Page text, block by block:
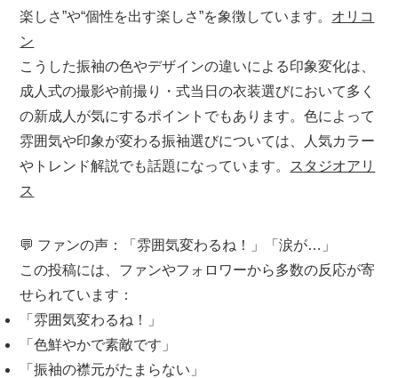
楽しさ”や“個性を出す楽しさ”を象徴しています。 オリコ
ン
こうした振袖の色やデザインの違いによる印象変化は、
成人式の撮影や前撮り・式当日の衣装選びにおいて多く
の新成人が気にするポイントでもあります。色によって
雰囲気や印象が変わる振袖選びについては、人気カラー
やトレンド解説でも話題になっています。 スタジオアリ
ス
💬 ファンの声：「雰囲気変わるね！」「涙が…」
この投稿には、ファンやフォロワーから多数の反応が寄
せられています：
「雰囲気変わるね！」
「色鮮やかで素敵です」
「振袖の襟元がたまらない」